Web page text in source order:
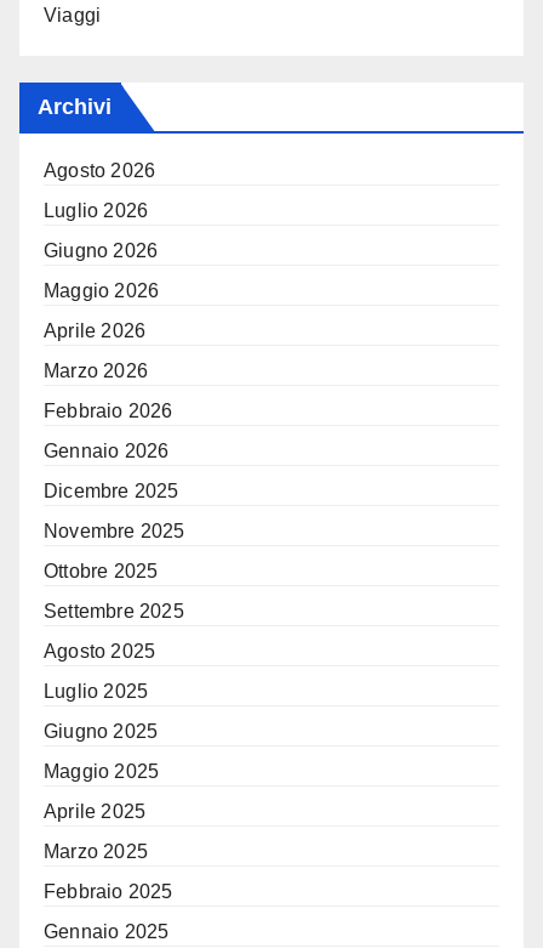
Viaggi
Archivi
Agosto 2026
Luglio 2026
Giugno 2026
Maggio 2026
Aprile 2026
Marzo 2026
Febbraio 2026
Gennaio 2026
Dicembre 2025
Novembre 2025
Ottobre 2025
Settembre 2025
Agosto 2025
Luglio 2025
Giugno 2025
Maggio 2025
Aprile 2025
Marzo 2025
Febbraio 2025
Gennaio 2025